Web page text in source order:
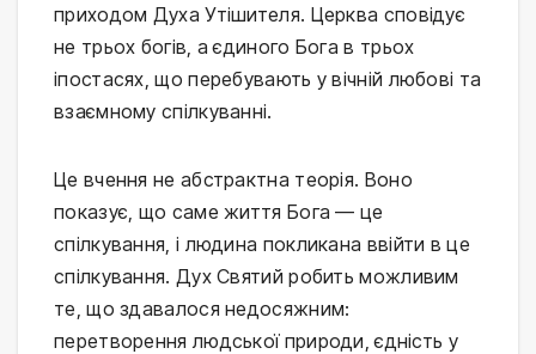
приходом Духа Утішителя. Церква сповідує
не трьох богів, а єдиного Бога в трьох
іпостасях, що перебувають у вічній любові та
взаємному спілкуванні.
Це вчення не абстрактна теорія. Воно
показує, що саме життя Бога — це
спілкування, і людина покликана ввійти в це
спілкування. Дух Святий робить можливим
те, що здавалося недосяжним:
перетворення людської природи, єдність у